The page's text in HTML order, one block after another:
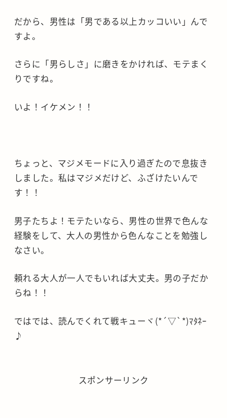
だから、男性は「男である以上カッコいい」んで
すよ。
さらに「男らしさ」に磨きをかければ、モテまく
りですね。
いよ！イケメン！！
ちょっと、マジメモードに入り過ぎたので息抜き
しました。私はマジメだけど、ふざけたいんで
す！！
男子たちよ！モテたいなら、男性の世界で色んな
経験をして、大人の男性から色んなことを勉強し
なさい。
頼れる大人が一人でもいれば大丈夫。男の子だか
らね！！
ではでは、読んでくれて戦キューヾ(*´▽`*)ﾏﾀﾈｰ
♪
スポンサーリンク